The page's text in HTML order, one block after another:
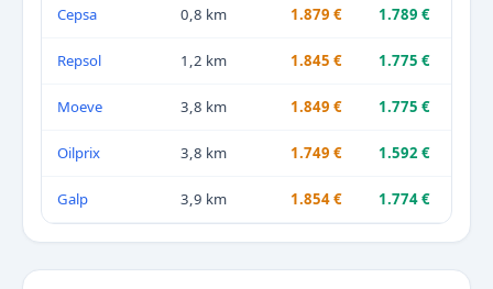
Cepsa 0,8 km 1.879 € 1.789 €
Repsol 1,2 km 1.845 € 1.775 €
Moeve 3,8 km 1.849 € 1.775 €
Oilprix 3,8 km 1.749 € 1.592 €
Galp 3,9 km 1.854 € 1.774 €